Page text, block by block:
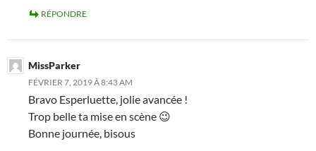
RÉPONDRE
MissParker
FÉVRIER 7, 2019 À 8:43 AM
Bravo Esperluette, jolie avancée !
Trop belle ta mise en scène 😉
Bonne journée, bisous